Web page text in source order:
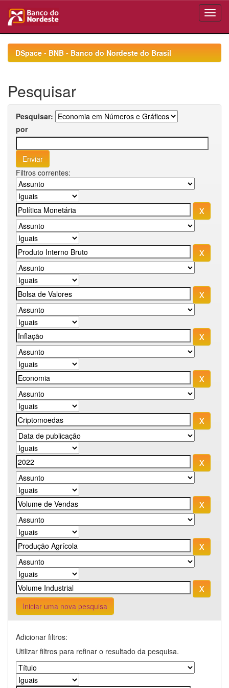
navigationDSpace - BNB - Banco do Nordeste do Brasil
Pesquisar
Pesquisar:
por
Filtros correntes:
Iniciar uma nova pesquisa
Adicionar filtros:
Utilizar filtros para refinar o resultado da pesquisa.